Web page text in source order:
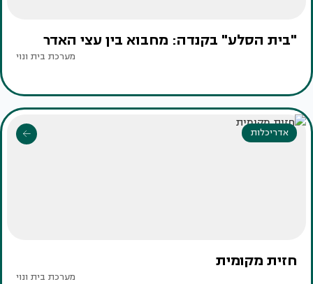
"בית הסלע" בקנדה: מחבוא בין עצי האדר
מערכת בית ונוי
אדריכלות
חזית מקומית
מערכת בית ונוי